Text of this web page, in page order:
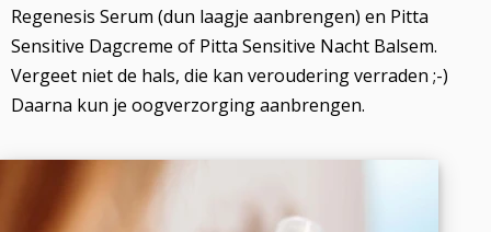
Regenesis Serum (dun laagje aanbrengen) en Pitta
Sensitive Dagcreme of Pitta Sensitive Nacht Balsem.
Vergeet niet de hals, die kan veroudering verraden ;-)
Daarna kun je oogverzorging aanbrengen.